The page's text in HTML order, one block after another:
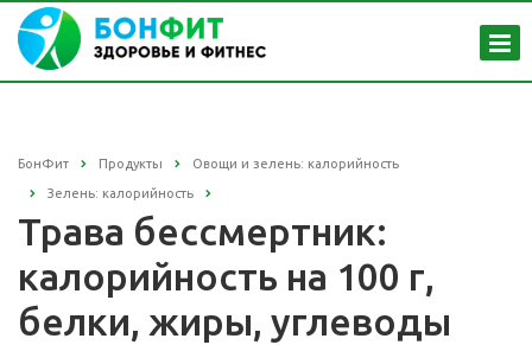
БонФит Продукты Овощи и зелень: калорийность
Зелень: калорийность
Трава бессмертник:
калорийность на 100 г,
белки, жиры, углеводы